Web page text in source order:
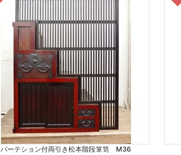
パーテション付両引き松本階段箪笥 M36